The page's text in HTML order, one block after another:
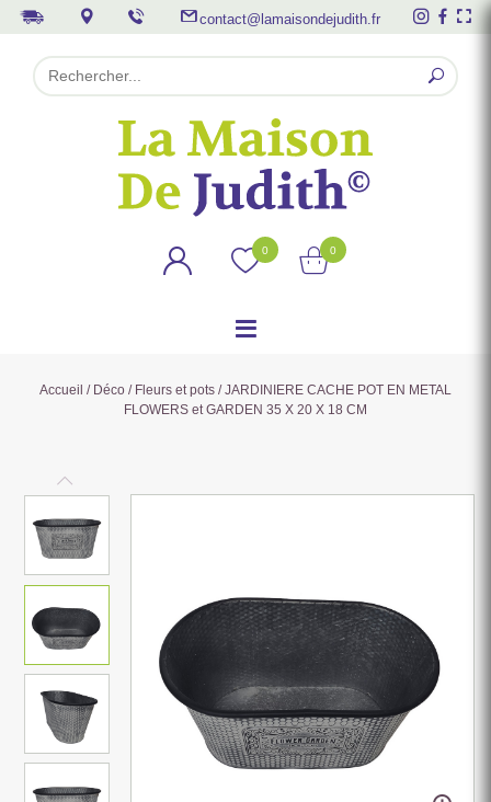
contact@lamaisondejudith.fr
0 0
Accueil / Déco / Fleurs et pots / JARDINIERE CACHE POT EN METAL
FLOWERS et GARDEN 35 X 20 X 18 CM